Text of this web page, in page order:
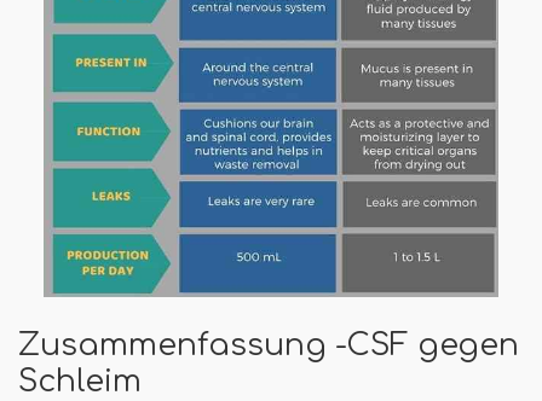
Zusammenfassung -CSF gegen
Schleim